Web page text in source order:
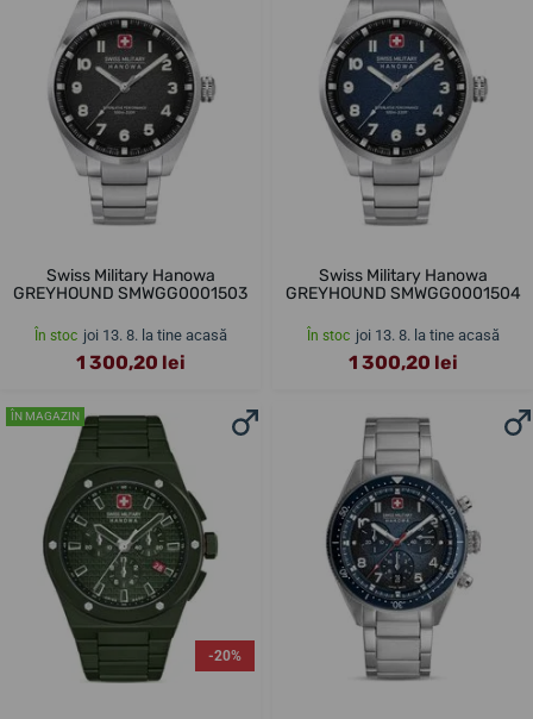
Swiss Military Hanowa
GREYHOUND SMWGG0001503
În stoc joi 13. 8. la tine acasă
1 300,20 lei
Swiss Military Hanowa
GREYHOUND SMWGG0001504
În stoc joi 13. 8. la tine acasă
1 300,20 lei
ÎN MAGAZIN
-20%